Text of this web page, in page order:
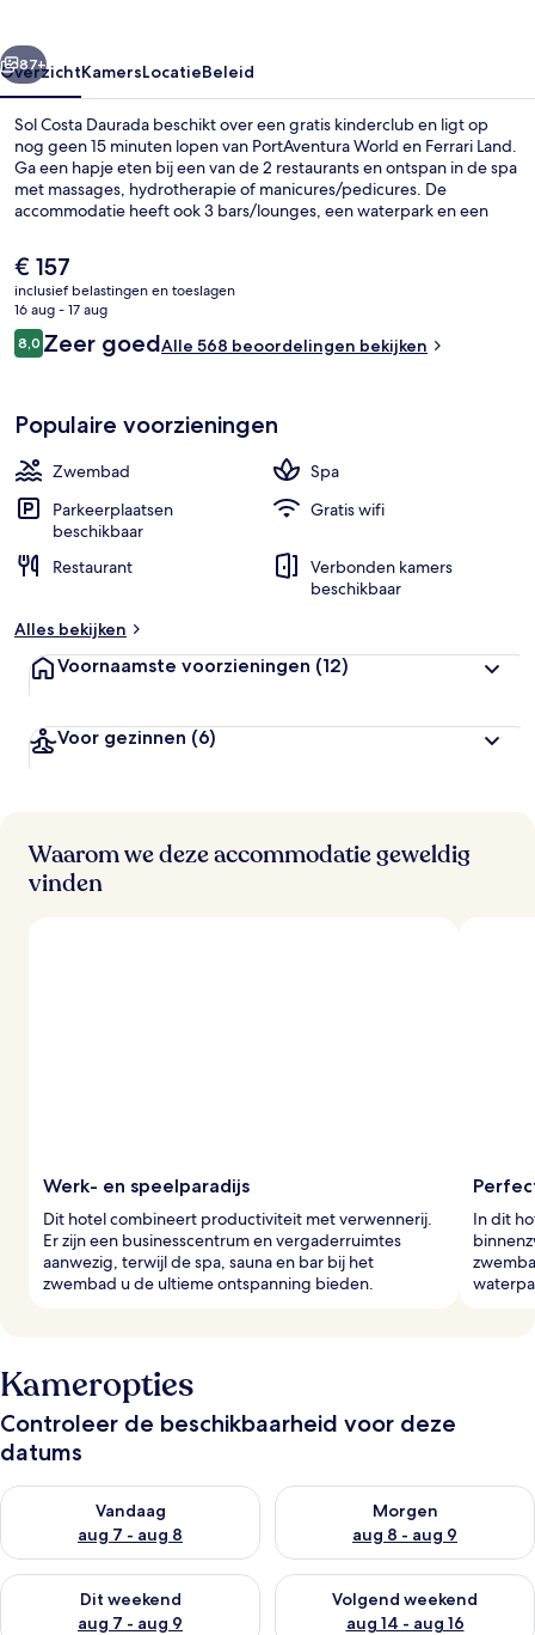
Volgende
87+
OverzichtKamersLocatieBeleid
Sol Costa Daurada beschikt over een gratis kinderclub en ligt op
nog geen 15 minuten lopen van PortAventura World en Ferrari Land.
Ga een hapje eten bij een van de 2 restaurants en ontspan in de spa
met massages, hydrotherapie of manicures/pedicures. De
accommodatie heeft ook 3 bars/lounges, een waterpark en een
De
huidige
prijs
is
€ 157
€ 157
inclusief belastingen en toeslagen
16 aug - 17 aug
Beoordelingen
8,08,0 op 10 –
Zeer goedAlle 568 beoordelingen bekijken
Populaire voorzieningen
Zwembad
Spa
Parkeerplaatsen
beschikbaar
Gratis wifi
Restaurant
Verbonden kamers
beschikbaar
Alles bekijken
Voornaamste voorzieningen (12)
Voor gezinnen (6)
Waarom we deze accommodatie geweldig
vinden
Werk- en speelparadijs
Dit hotel combineert productiviteit met verwennerij.
Er zijn een businesscentrum en vergaderruimtes
aanwezig, terwijl de spa, sauna en bar bij het
zwembad u de ultieme ontspanning bieden.
In dit
Kameropties
Controleer de beschikbaarheid voor deze
datums
Vandaag
aug 7 - aug 8
De beschikbaarheid controleren voor vanavond aug 7 - aug 8
Morgen
aug 8 - aug 9
De beschikbaarheid
Dit weekend
aug 7 - aug 9
De beschikbaarheid controleren voor dit weekend aug 7 -
Volgend weekend
aug 14 - aug 16
De beschikbaarheid